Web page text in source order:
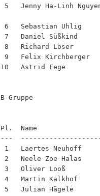
5   Jenny Ha-Linh
6   Sebastian Uhlig
7   Daniel Süßkind
8   Richard Löser
9   Felix
10   Astrid Fege
B-Gruppe
Pl.  Name
---
1   Laertes Neuhoff
2   Neele Zoe
3   Oliver Looß
4   Martin Kalkhof
5   Julian Hägele